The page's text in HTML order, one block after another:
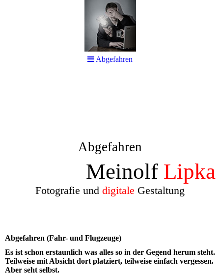
Abgefahren
Meinolf Lipka
Fotografie und digitale Gestaltung
Abgefahren (Fahr- und Flugzeuge)
Es ist schon erstaunlich was alles so in der Gegend herum steht.
Teilweise mit Absicht dort platziert, teilweise einfach vergessen.
Aber seht selbst.
Abgefahren